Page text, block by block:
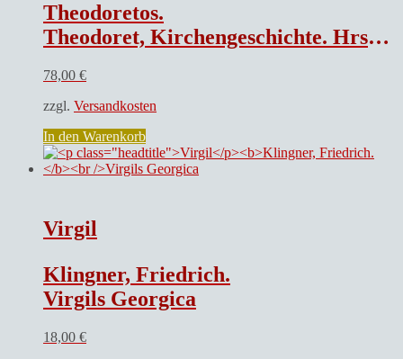
Theodoretos.
Theodoret, Kirchengeschichte. Hrsg. im Auftrag der Kirchenväter-Commission der Königl. Preussischen Akademie der Wissenschaften von Leon Parmentier.
78,00 €
zzgl. Versandkosten
In den Warenkorb
Virgil
Klingner, Friedrich.
Virgils Georgica
18,00 €